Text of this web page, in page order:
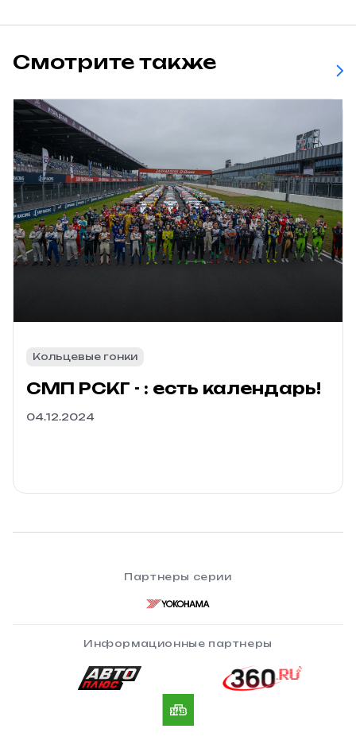
Смотрите также
Кольцевые гонки
СМП РСКГ - : есть календарь!
04.12.2024
Партнеры серии
Информационные партнеры